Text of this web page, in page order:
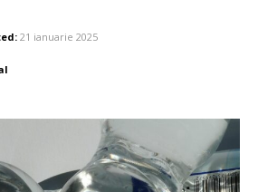
21 ianuarie 2025